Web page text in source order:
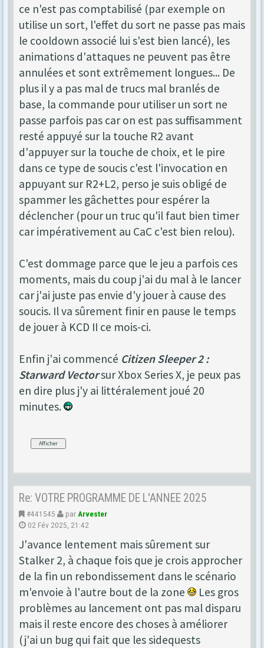
ce n'est pas comptabilisé (par exemple on
utilise un sort, l'effet du sort ne passe pas mais
le cooldown associé lui s'est bien lancé), les
animations d'attaques ne peuvent pas être
annulées et sont extrêmement longues... De
plus il y a pas mal de trucs mal branlés de
base, la commande pour utiliser un sort ne
passe parfois pas car on est pas suffisamment
resté appuyé sur la touche R2 avant
d'appuyer sur la touche de choix, et le pire
dans ce type de soucis c'est l'invocation en
appuyant sur R2+L2, perso je suis obligé de
spammer les gâchettes pour espérer la
déclencher (pour un truc qu'il faut bien timer
car impérativement au CaC c'est bien relou).
C'est dommage parce que le jeu a parfois ces
moments, mais du coup j'ai du mal à le lancer
car j'ai juste pas envie d'y jouer à cause des
soucis. Il va sûrement finir en pause le temps
de jouer à KCD II ce mois-ci.
Enfin j'ai commencé Citizen Sleeper 2 :
Starward Vectorsur Xbox Series X, je peux pas
en dire plus j'y ai littéralement joué 20
minutes.
Re: VOTRE PROGRAMME DE L'ANNEE 2025
#441545 par Arvester
02 Fév 2025, 21:42
J'avance lentement mais sûrement sur
Stalker 2, à chaque fois que je crois approcher
de la fin un rebondissement dans le scénario
m'envoie à l'autre bout de la zone
Les gros
problèmes au lancement ont pas mal disparu
mais il reste encore des choses à améliorer
(j'ai un bug qui fait que les sidequests